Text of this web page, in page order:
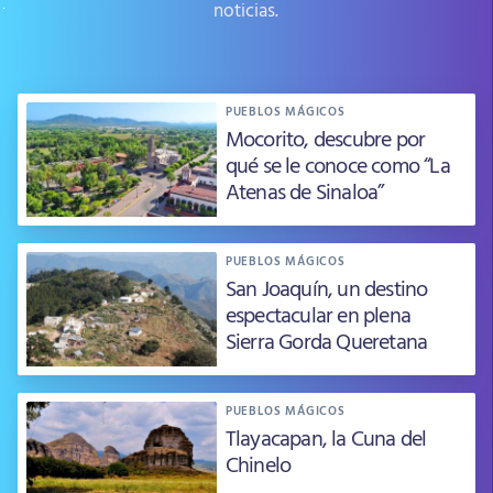
noticias.
PUEBLOS MÁGICOS
Mocorito, descubre por
qué se le conoce como “La
Atenas de Sinaloa”
PUEBLOS MÁGICOS
San Joaquín, un destino
espectacular en plena
Sierra Gorda Queretana
PUEBLOS MÁGICOS
Tlayacapan, la Cuna del
Chinelo